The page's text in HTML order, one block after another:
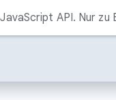
API. Nur zu